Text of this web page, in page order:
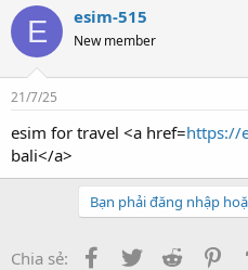
r
a
s
t
a
t
à
g
E esim-515
New member
21/7/25
esim for travel <a href=https://
bali</a>
Bạn phải đăng nhập
Chia sẻ: Facebook
Twitter Reddit